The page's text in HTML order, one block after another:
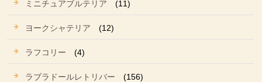
ミニチュアブルテリア (11)
ヨークシャテリア (12)
ラフコリー (4)
ラブラドールレトリバー (156)